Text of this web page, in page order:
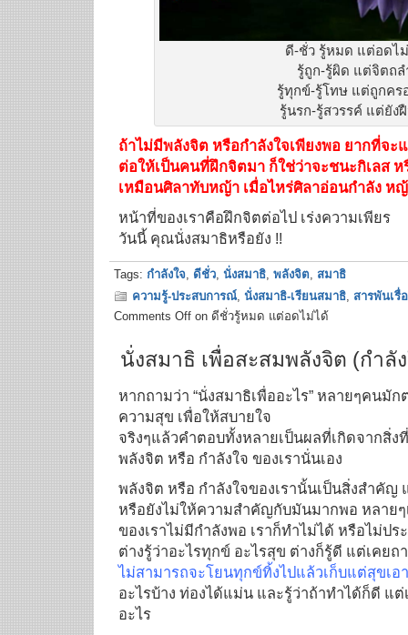
ดี-ชั่ว รู้หมด แต่อดไ
รู้ถูก-รู้ผิด แต่จิตถล
รู้ทุกข์-รู้โทษ แต่ถูกคร
รู้นรก-รู้สวรรค์ แต่ยัง
ถ้าไม่มีพลังจิต หรือกำลังใจเพียงพอ ยากที่จะ
ต่อให้เป็นคนที่ฝึกจิตมา ก็ใช่ว่าจะชนะกิเลส
เหมือนศิลาทับหญ้า เมื่อไหร่ศิลาอ่อนกำลัง ห
หน้าที่ของเราคือฝึกจิตต่อไป เร่งความเพียร
วันนี้ คุณนั่งสมาธิหรือยัง !!
Tags: กำลังใจ, ดีชั่ว, นั่งสมาธิ, พลังจิต, สมาธิ
ความรู้-ประสบการณ์, นั่งสมาธิ-เรียนสมาธิ, สารพันเรื่
Comments Off on ดีชั่วรู้หมด แต่อดไม่ได้
นั่งสมาธิ เพื่อสะสมพลังจิต (กำลั
หากถามว่า “นั่งสมาธิเพื่ออะไร” หลายๆคนมัก
ความสุข เพื่อให้สบายใจ
จริงๆแล้วคำตอบทั้งหลายเป็นผลที่เกิดจากสิ่ง
พลังจิต หรือ กำลังใจ ของเรานั่นเอง
พลังจิต หรือ กำลังใจของเรานั้นเป็นสิ่งสำคัญ
หรือยังไม่ให้ความสำคัญกับมันมากพอ หลายๆ
ของเราไม่มีกำลังพอ เราก็ทำไม่ได้ หรือไม่ป
ต่างรู้ว่าอะไรทุกข์ อะไรสุข ต่างก็รู้ดี แต่เคยถ
ไม่สามารถจะโยนทุกข์ทิ้งไปแล้วเก็บแต่สุขเอ
อะไรบ้าง ท่องได้แม่น และรู้ว่าถ้าทำได้ก็ดี แต่
อะไร